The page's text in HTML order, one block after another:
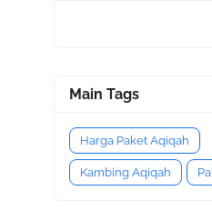
Main Tags
Harga Paket Aqiqah
Kambing Aqiqah